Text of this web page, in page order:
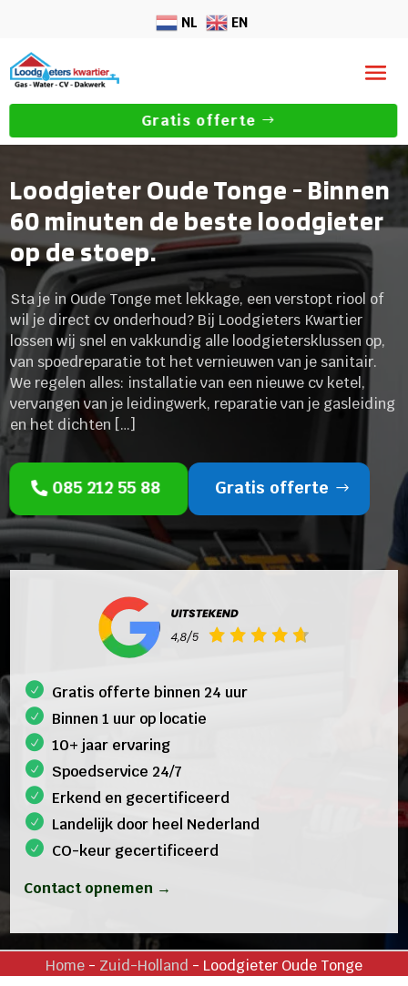
NL EN
Gratis offerte
Loodgieter Oude Tonge - Binnen
60 minuten de beste loodgieter
op de stoep.
Sta je in Oude Tonge met lekkage, een verstopt riool of
wil je direct cv onderhoud? Bij Loodgieters Kwartier
lossen wij snel en vakkundig alle loodgietersklussen op,
van spoedreparatie tot het vernieuwen van je sanitair.
We regelen alles: installatie van een nieuwe cv ketel,
vervangen van je leidingwerk, reparatie van je gasleiding
en het dichten […]
085 212 55 88 Gratis offerte
Gratis offerte binnen 24 uur
Binnen 1 uur op locatie
10+ jaar ervaring
Spoedservice 24/7
Erkend en gecertificeerd
Landelijk door heel Nederland
CO-keur gecertificeerd
Contact opnemen →
Home- Zuid-Holland - Loodgieter Oude Tonge